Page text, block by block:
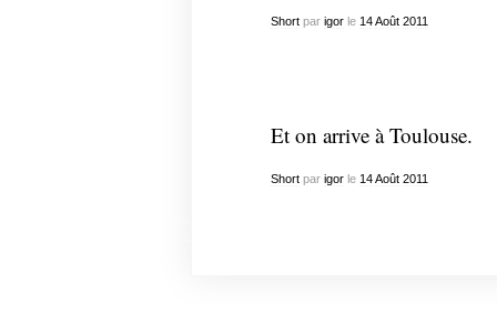
Shortpar igorle 14 Août 2011
Et on arrive à Toulouse.
Shortpar igorle 14 Août 2011